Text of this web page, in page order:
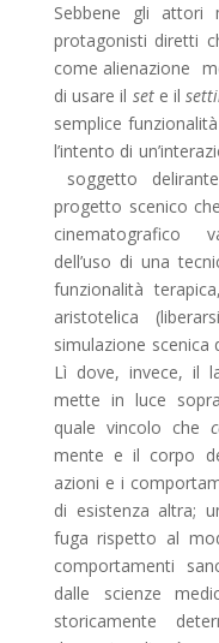
Sebbene gli attori
protagonisti diretti
come alienazione
di usare il sete il
semplice
l’intento di
soggetto
progetto scenico
cinematografico
dell’uso di una
funzionalità
aristotelica
simulazione
Lì dove, invece, il
mette in luce
quale vincolo che
mente e il corpo
azioni e i
di esistenza altra;
fuga rispetto al
comportamenti
dalle scienze
storicamente